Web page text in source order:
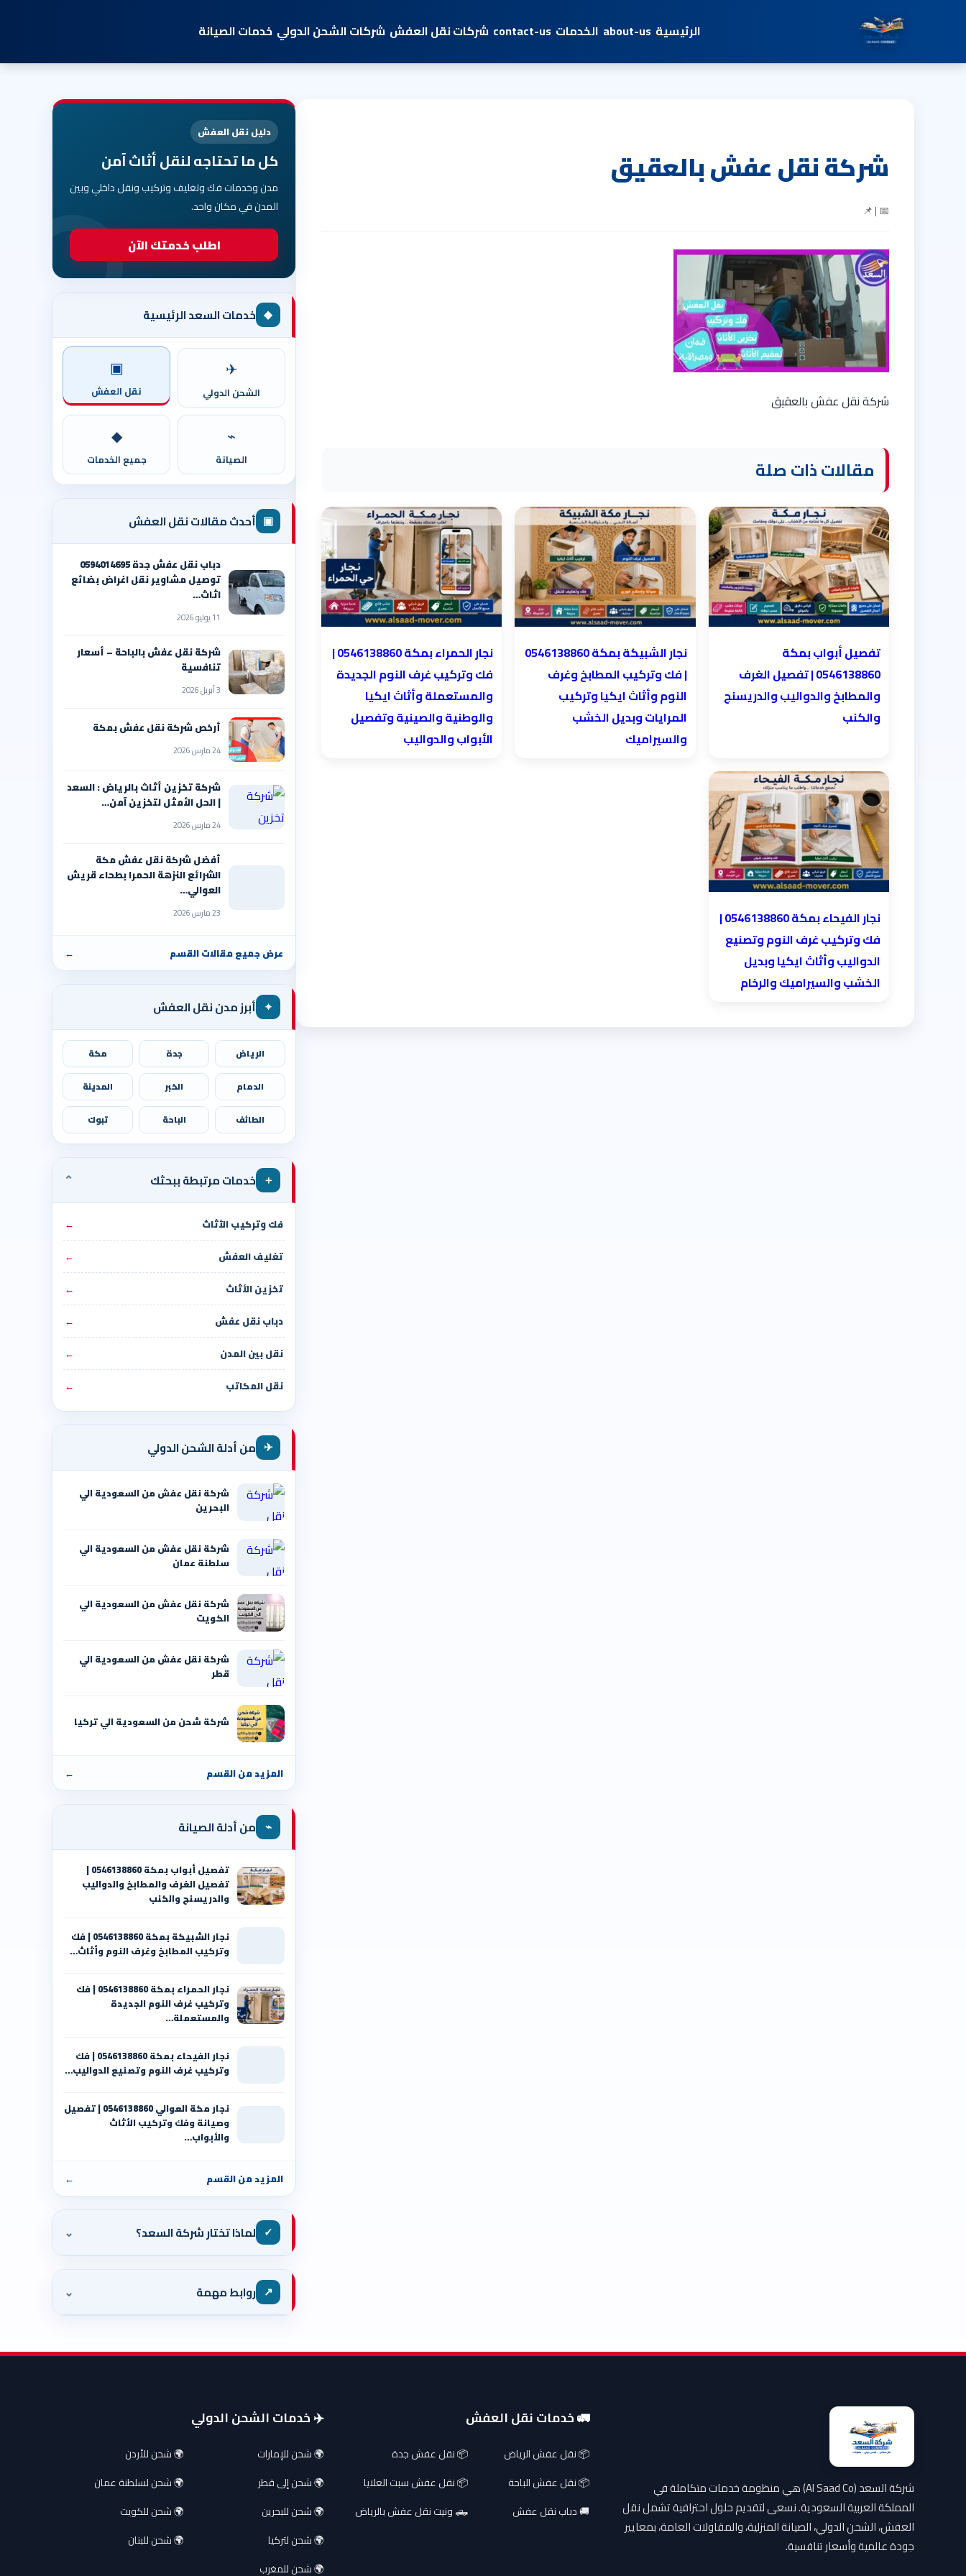
الرئيسية about-us الخدمات contact-us شركات نقل العفش شركات الشحن الدولي خدمات الصيانة
شركة نقل عفش بالعقيق
📅 | 📌
شركة نقل عفش بالعقيق
مقالات ذات صلة
تفصيل أبواب بمكة
0546138860 | تفصيل الغرف
والمطابخ والدواليب والدريسنج
والكنب
| فك وتركيب المطابخ وغرف
النوم وأثاث ايكيا وتركيب
المرايات وبديل الخشب
والسيراميك
نجار الحمراء بمكة 0546138860⁩ |
فك وتركيب غرف النوم الجديدة
والمستعملة وأثاث ايكيا
والوطنية والصينية وتفصيل
الأبواب والدواليب
نجار الفيحاء بمكة 0546138860⁩ |
فك وتركيب غرف النوم وتصنيع
الدواليب وأثاث ايكيا وبديل
الخشب والسيراميك والرخام
دليل نقل العفش
كل ما تحتاجه لنقل أثاث آمن
مدن وخدمات فك وتغليف وتركيب ونقل داخلي وبين
المدن في مكان واحد.
اطلب خدمتك الآن
◆ خدمات السعد الرئيسية
✈
الشحن الدولي
▣
نقل العفش
⌁
الصيانة
◆
جميع الخدمات
▣ أحدث مقالات نقل العفش
دباب نقل عفش جدة 0594014695
توصيل مشاوير نقل اغراض بضائع
اثاث…
11 يوليو 2026
شركة نقل عفش بالباحة – أسعار
تنافسية
3 أبريل 2026
أرخص شركة نقل عفش بمكة
24 مارس 2026
شركة تخزين أثاث بالرياض : السعد
| الحل الأمثل لتخزين آمن…
24 مارس 2026
أفضل شركة نقل عفش مكة
الشرائع النزهة الحمرا بطحاء قريش
العوالي…
23 مارس 2026
عرض جميع مقالات القسم ←
⌖ أبرز مدن نقل العفش
الرياض جدة مكة
الدمام الخبر المدينة
الطائف الباحة تبوك
＋ خدمات مرتبطة ببحثك ⌄
فك وتركيب الأثاث
←
تغليف العفش
←
تخزين الأثاث
←
دباب نقل عفش
←
نقل بين المدن
←
نقل المكاتب
←
✈ من أدلة الشحن الدولي
شركة نقل عفش من السعودية الي
البحرين
شركة نقل عفش من السعودية الي
سلطنة عمان
شركة نقل عفش من السعودية الي
الكويت
شركة نقل عفش من السعودية الي
قطر
شركة شحن من السعودية الي تركيا
المزيد من القسم ←
⌁ من أدلة الصيانة
تفصيل أبواب بمكة 0546138860 |
تفصيل الغرف والمطابخ والدواليب
والدريسنج والكنب
نجار الشبيكة بمكة 0546138860⁩ | فك
وتركيب المطابخ وغرف النوم وأثاث…
نجار الحمراء بمكة 0546138860⁩ | فك
وتركيب غرف النوم الجديدة
والمستعملة…
نجار الفيحاء بمكة 0546138860⁩ | فك
وتركيب غرف النوم وتصنيع الدواليب…
نجار مكة العوالي 0546138860⁩ | تفصيل
وصيانة وفك وتركيب الأثاث
والأبواب…
المزيد من القسم ←
✓ لماذا تختار شركة السعد؟ ⌄
↗ روابط مهمة ⌄
شركة السعد (Al Saad Co) هي منظومة خدمات متكاملة في
المملكة العربية السعودية. نسعى لتقديم حلول احترافية تشمل نقل
العفش، الشحن الدولي، الصيانة المنزلية، والمقاولات العامة، بمعايير
جودة عالمية وأسعار تنافسية.
🚛 خدمات نقل العفش
📦 نقل عفش الرياض
📦 نقل عفش جدة
📦 نقل عفش الباحة
📦 نقل عفش سبت العلايا
🚚 دباب نقل عفش
🛻 ونيت نقل عفش بالرياض
✈️ خدمات الشحن الدولي
🌍 شحن للإمارات
🌍 شحن للأردن
🌍 شحن إلى قطر
🌍 شحن لسلطنة عمان
🌍 شحن للبحرين
🌍 شحن للكويت
🌍 شحن لتركيا
🌍 شحن للبنان
🌍 شحن للمغرب